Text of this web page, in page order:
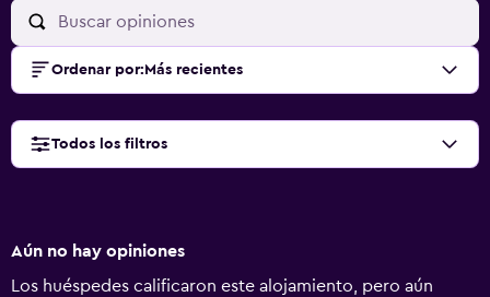
Ordenar por: Más recientes
Todos los filtros
Aún no hay opiniones
Los huéspedes calificaron este alojamiento, pero aún